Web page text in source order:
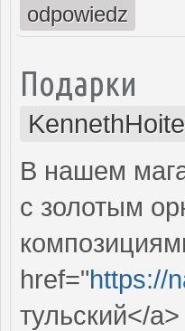
odpowiedz
Подарки
В нашем
с золотым
href="https://
тульский</a>